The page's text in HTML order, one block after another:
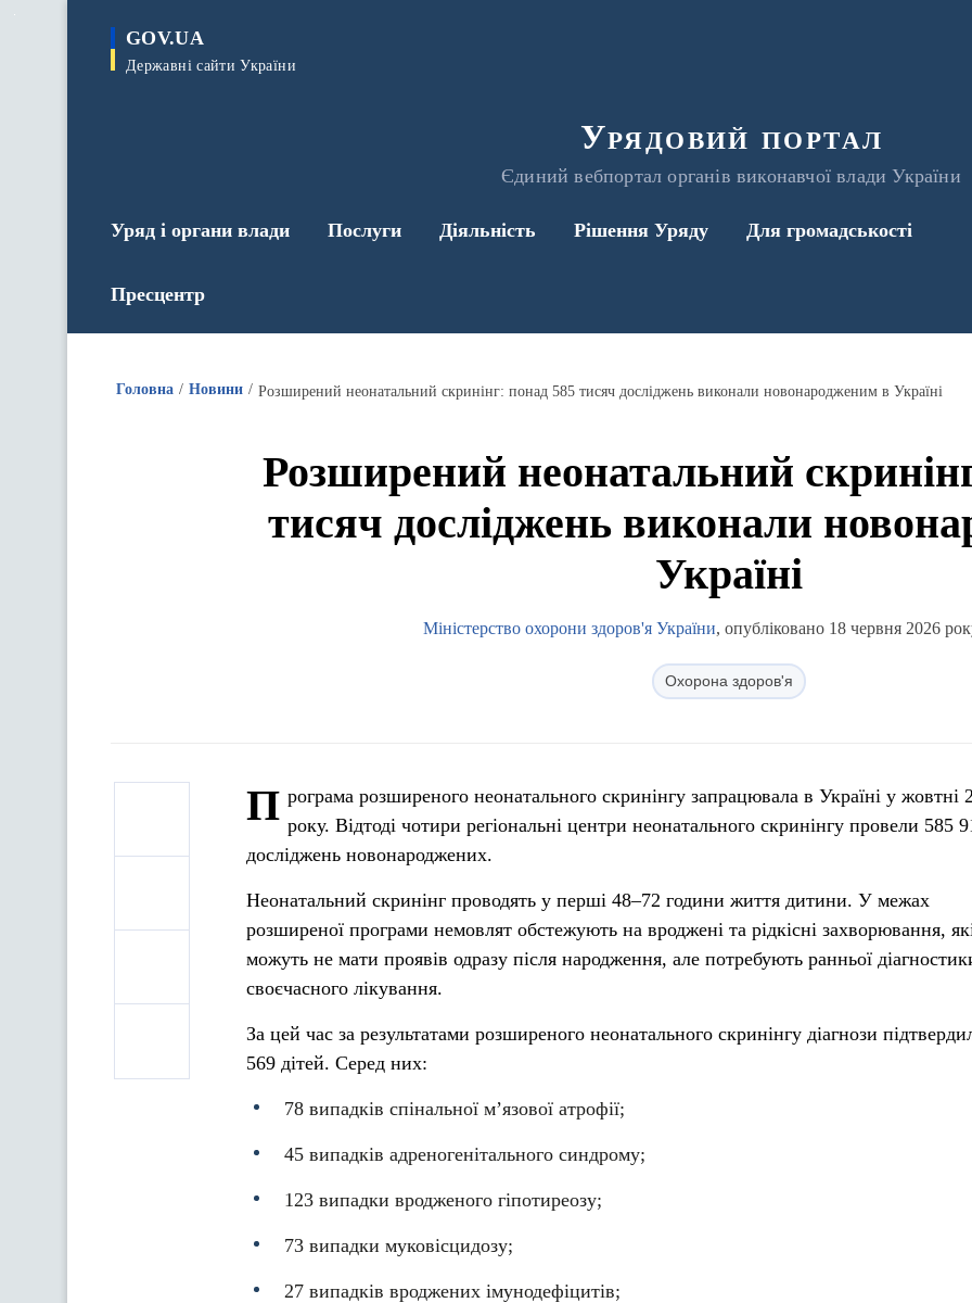
GOV.UA
Державні сайти України
Урядовий портал
Єдиний вебпортал органів виконавчої влади України
Уряд і органи влади Послуги Діяльність Рішення Уряду Для громадськості
Пресцентр
Головна Новини Розширений неонатальний скринінг: понад 585 тисяч досліджень виконали новонародженим в Україні
Розширений неонатальний
тисяч досліджень виконали
Україні
Міністерство охорони здоров'я України, опубліковано 18 червня 2026
Охорона здоров'я
П рограма розширеного неонатального скринінгу запрацювала в Україні у жовтні
року. Відтоді чотири регіональні центри неонатального скринінгу провели 585
досліджень новонароджених.
Неонатальний скринінг проводять у перші 48–72 години життя дитини. У межах
розширеної програми немовлят обстежують на вроджені та рідкісні захворювання,
можуть не мати проявів одразу після народження, але потребують ранньої
своєчасного лікування.
За цей час за результатами розширеного неонатального скринінгу діагнози
569 дітей. Серед них:
78 випадків спінальної м’язової атрофії;
45 випадків адреногенітального синдрому;
123 випадки вродженого гіпотиреозу;
73 випадки муковісцидозу;
27 випадків вроджених імунодефіцитів;